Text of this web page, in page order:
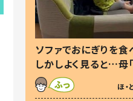
ソファでおにぎりを
しかしよく見ると…母「
察した母の投稿に「可
す！」「現行犯〜」
ほ